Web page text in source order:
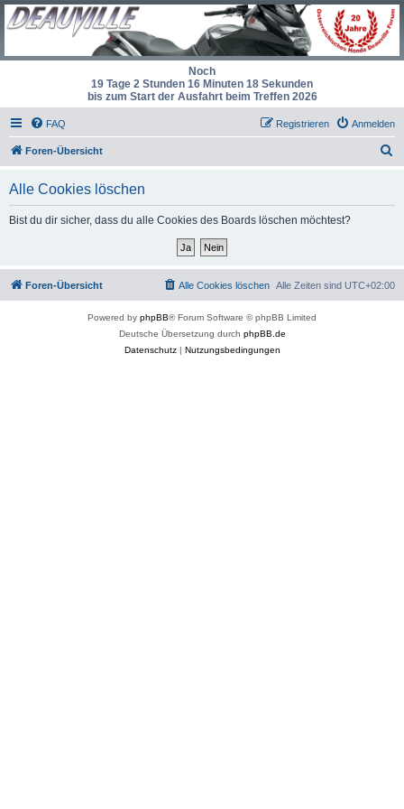
Noch
19 Tage 2 Stunden 16 Minuten 18 Sekunden
bis zum Start der Ausfahrt beim Treffen 2026
FAQ Anmelden
Registrieren
Foren-Übersicht
Alle Cookies löschen
Bist du dir sicher, dass du alle Cookies des Boards löschen möchtest?
Foren-Übersicht Alle Zeiten sind UTC+02:00
Alle Cookies löschen
Powered by phpBB® Forum Software © phpBB Limited
Deutsche Übersetzung durch phpBB.de
Datenschutz| Nutzungsbedingungen